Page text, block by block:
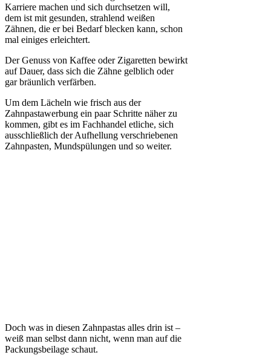
Karriere machen und sich durchsetzen will,
dem ist mit gesunden, strahlend weißen
Zähnen, die er bei Bedarf blecken kann, schon
mal einiges erleichtert.
Der Genuss von Kaffee oder Zigaretten bewirkt
auf Dauer, dass sich die Zähne gelblich oder
gar bräunlich verfärben.
Um dem Lächeln wie frisch aus der
Zahnpastawerbung ein paar Schritte näher zu
kommen, gibt es im Fachhandel etliche, sich
ausschließlich der Aufhellung verschriebenen
Zahnpasten, Mundspülungen und so weiter.
Doch was in diesen Zahnpastas alles drin ist –
weiß man selbst dann nicht, wenn man auf die
Packungsbeilage schaut.